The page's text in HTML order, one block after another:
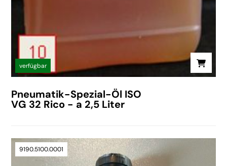
verfügbar
Pneumatik-Spezial-Öl ISO
VG 32 Rico - a 2,5 Liter
9190.5100.0001